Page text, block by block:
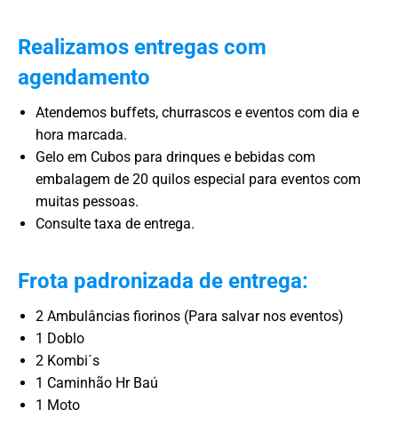
Realizamos entregas com
agendamento
Atendemos buffets, churrascos e eventos com dia e
hora marcada.
Gelo em Cubos para drinques e bebidas com
embalagem de 20 quilos especial para eventos com
muitas pessoas.
Consulte taxa de entrega.
Frota padronizada de entrega:
2 Ambulâncias fiorinos (Para salvar nos eventos)
1 Doblo
2 Kombi´s
1 Caminhão Hr Baú
1 Moto